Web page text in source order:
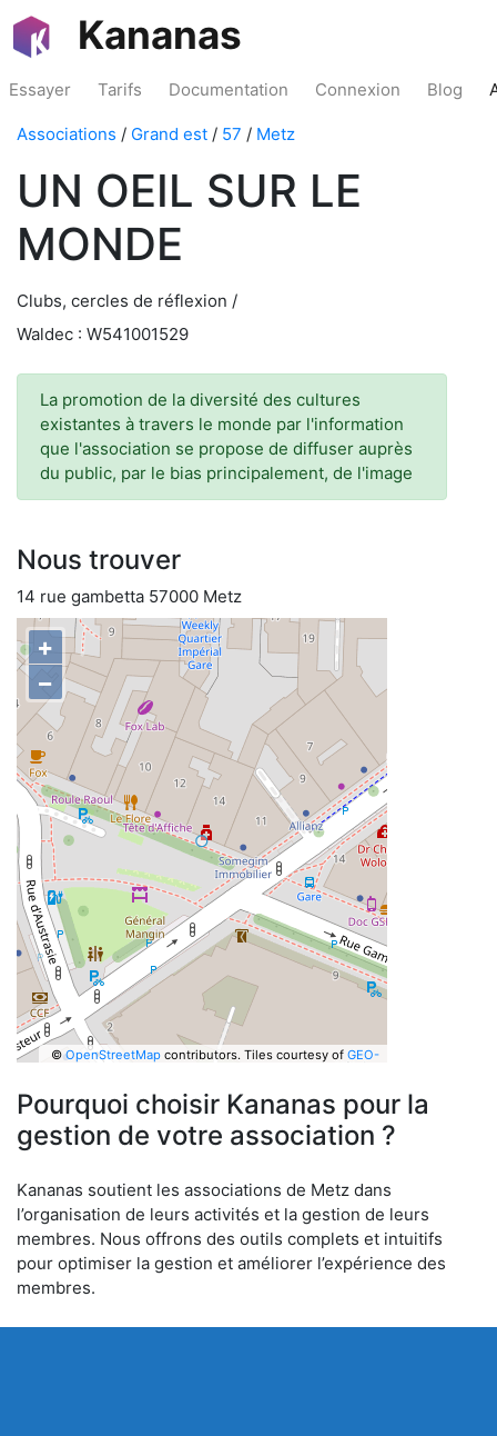
Kananas
Essayer Tarifs Documentation Connexion Blog
Associations / Grand est / 57 / Metz
UN OEIL SUR LE
MONDE
Clubs, cercles de réflexion /
Waldec : W541001529
La promotion de la diversité des cultures
existantes à travers le monde par l'information
que l'association se propose de diffuser auprès
du public, par le bias principalement, de l'image
Nous trouver
14 rue gambetta 57000 Metz
+
−
©OpenStreetMapcontributors. Tiles courtesy of GEO-
Pourquoi choisir Kananas pour la
gestion de votre association ?
Kananas soutient les associations de Metz dans
l’organisation de leurs activités et la gestion de leurs
membres. Nous offrons des outils complets et intuitifs
pour optimiser la gestion et améliorer l’expérience des
membres.